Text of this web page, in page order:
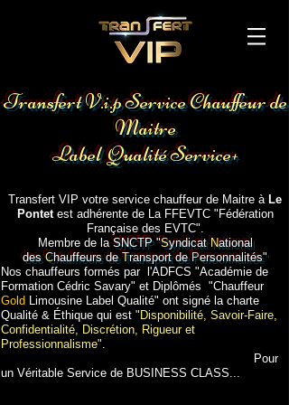
Gare TGV
Transfert V.i.p Service Chauffeur de
Maitre
Label Qualité Service+
Transfert VIP votre service chauffeur de Maitre à Le
Pontetest adhérente de La FFEVTC "Fédération
Française des EVTC".
Membre de laSNCTP "SyndicatNational
desChauffeurs deTransport dePersonnalités"
Nos chauffeurs formés par l'ADFCS "Académie de
Formation Cédric Savary" et Diplômés "Chauffeur
Gold Limousine Label Qualité" ont signé la charte
Qualité & Éthique qui est "Disponibilité, Savoir-Faire,
Confidentialité, Discrétion, Rigueur et
Professionnalisme".
Pour
un Véritable Service de BUSINESS CLASS...